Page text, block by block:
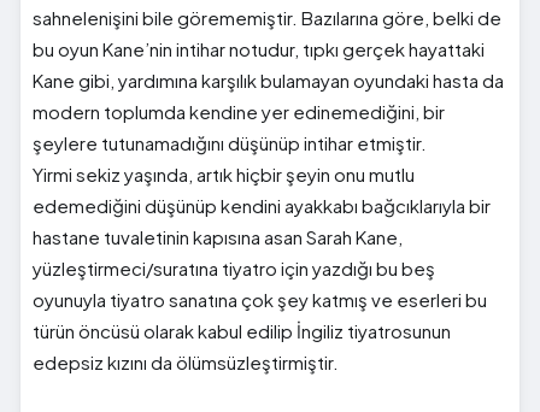
sahnelenişini bile görememiştir. Bazılarına göre, belki de
bu oyun Kane’nin intihar notudur, tıpkı gerçek hayattaki
Kane gibi, yardımına karşılık bulamayan oyundaki hasta da
modern toplumda kendine yer edinemediğini, bir
şeylere tutunamadığını düşünüp intihar etmiştir.
Yirmi sekiz yaşında, artık hiçbir şeyin onu mutlu
edemediğini düşünüp kendini ayakkabı bağcıklarıyla bir
hastane tuvaletinin kapısına asan Sarah Kane,
yüzleştirmeci/suratına tiyatro için yazdığı bu beş
oyunuyla tiyatro sanatına çok şey katmış ve eserleri bu
türün öncüsü olarak kabul edilip İngiliz tiyatrosunun
edepsiz kızını da ölümsüzleştirmiştir.